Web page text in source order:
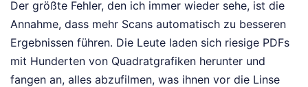
Der größte Fehler, den ich immer wieder sehe, ist die
Annahme, dass mehr Scans automatisch zu besseren
Ergebnissen führen. Die Leute laden sich riesige PDFs
mit Hunderten von Quadratgrafiken herunter und
fangen an, alles abzufilmen, was ihnen vor die Linse